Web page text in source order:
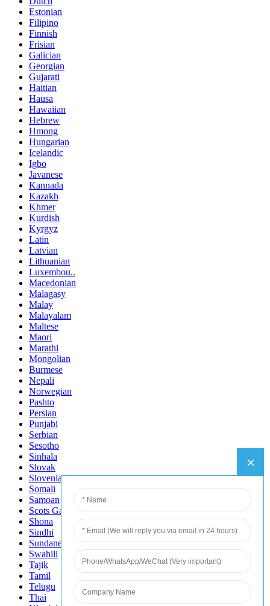
Estonian
Filipino
Finnish
Frisian
Galician
Georgian
Gujarati
Haitian
Hausa
Hawaiian
Hebrew
Hmong
Hungarian
Icelandic
Igbo
Javanese
Kannada
Kazakh
Khmer
Kurdish
Kyrgyz
Latin
Latvian
Lithuanian
Luxembou..
Macedonian
Malagasy
Malay
Malayalam
Maltese
Maori
Marathi
Mongolian
Burmese
Nepali
Norwegian
Pashto
Persian
Punjabi
Serbian
Sesotho
Sinhala
Slovak
Slovenian
Somali
Samoan
Scots Gaelic
Shona
Sindhi
Sundanese
Swahili
Tajik
Tamil
Telugu
Thai